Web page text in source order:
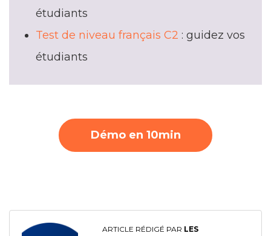
étudiants
Test de niveau français C2 : guidez vos
étudiants
Démo en 10min
ARTICLE RÉDIGÉ PAR LES